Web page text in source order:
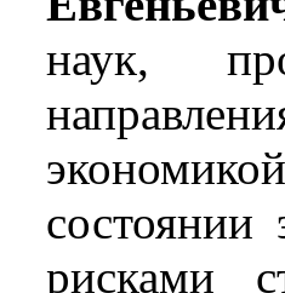
наук,
состоянии
рисками